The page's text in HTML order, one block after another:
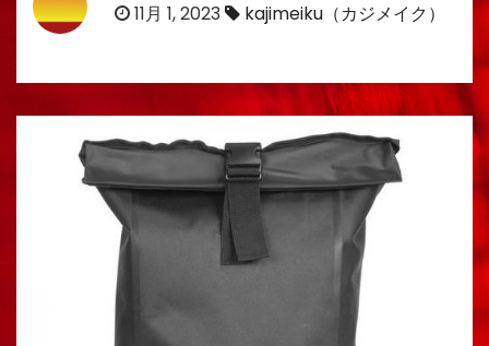
11月 1, 2023 kajimeiku（カジメイク）